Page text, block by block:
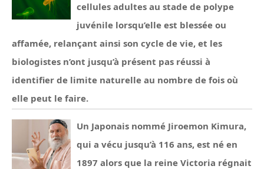
cellules adultes au stade de polype
juvénile lorsqu’elle est blessée ou
affamée, relançant ainsi son cycle de vie, et les
biologistes n’ont jusqu’à présent pas réussi à
identifier de limite naturelle au nombre de fois où
elle peut le faire.
Un Japonais nommé Jiroemon Kimura,
qui a vécu jusqu’à 116 ans, est né en
1897 alors que la reine Victoria régnait